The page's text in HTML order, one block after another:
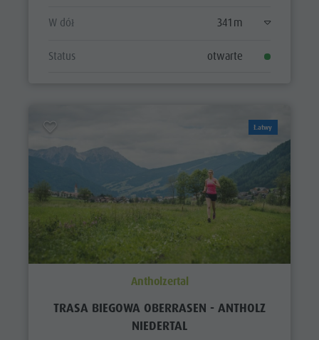
W dół 341 m
Status otwarte
Łatwy
Antholzertal
TRASA BIEGOWA OBERRASEN - ANTHOLZ
NIEDERTAL